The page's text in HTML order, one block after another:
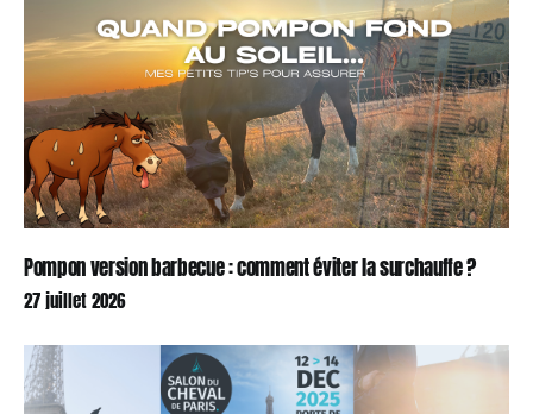
Pompon version barbecue : comment éviter la surchauffe ?
27 juillet 2026